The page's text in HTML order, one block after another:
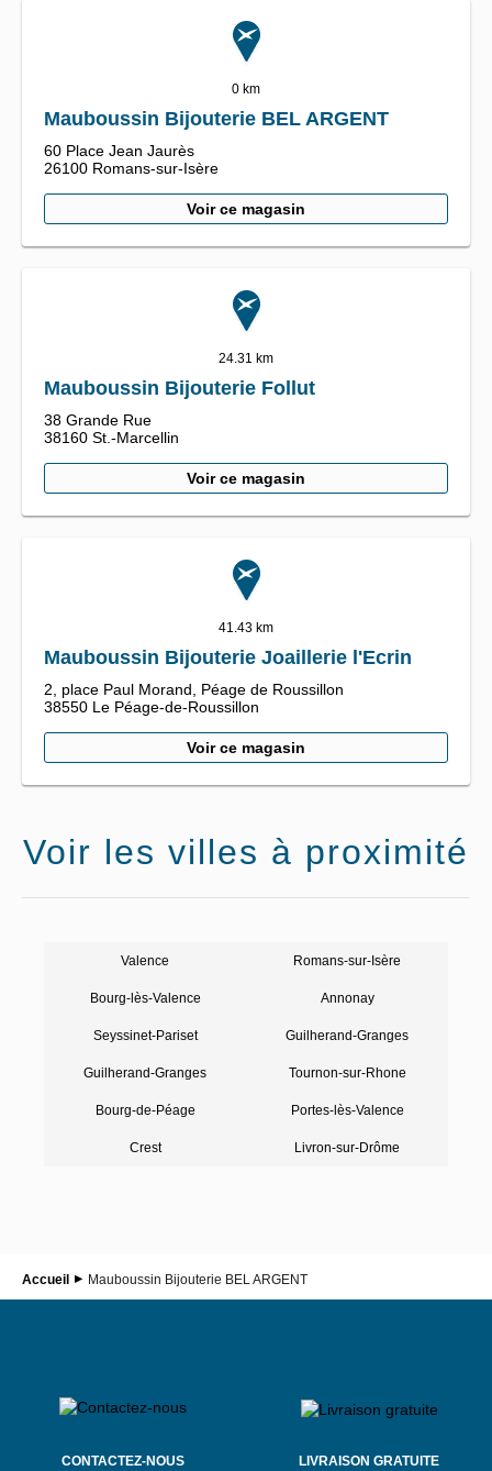
0 km
Mauboussin Bijouterie BEL ARGENT
60 Place Jean Jaurès
26100 Romans-sur-Isère
Voir ce magasin
24.31 km
Mauboussin Bijouterie Follut
38 Grande Rue
38160 St.-Marcellin
Voir ce magasin
41.43 km
Mauboussin Bijouterie Joaillerie l'Ecrin
2, place Paul Morand, Péage de Roussillon
38550 Le Péage-de-Roussillon
Voir ce magasin
Voir les villes à proximité
Valence Romans-sur-Isère
Bourg-lès-Valence Annonay
Seyssinet-Pariset Guilherand-Granges
Guilherand-Granges Tournon-sur-Rhone
Bourg-de-Péage Portes-lès-Valence
Crest Livron-sur-Drôme
Accueil Mauboussin Bijouterie BEL ARGENT
CONTACTEZ-NOUS
LIVRAISON GRATUITE